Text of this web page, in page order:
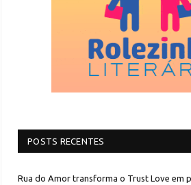
POSTS RECENTES
Rua do Amor transforma o Trust Love em